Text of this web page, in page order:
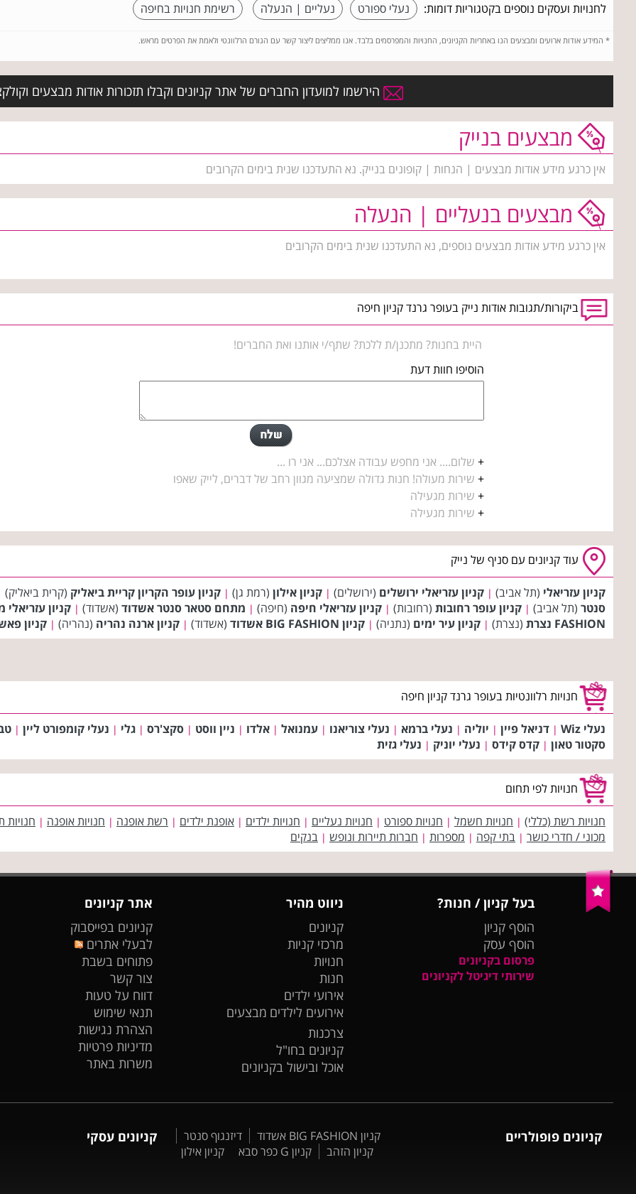
לחנויות ועסקים נוספים בקטגוריות דומות: נעלי ספורט נעליים | הנעלה רשימת חנויות בחיפה
* המידע אודות ארועים ומבצעים הנו באחריות הקניונים, החנויות והמפרסמים בלבד. אנו ממליצים ליצור קשר עם הגורם הרלוונטי ולאמת את הפרטים מראש.
הירשמו למועדון החברים של אתר קניונים וקבלו תזכורות אודות מבצעים
מבצעים בנייק
אין כרגע מידע אודות מבצעים | הנחות | קופונים בנייק. נא התעדכנו שנית בימים הקרובים
מבצעים בנעליים | הנעלה
אין כרגע מידע אודות מבצעים נוספים, נא התעדכנו שנית בימים הקרובים
ביקורות/תגובות אודות נייק בעופר גרנד קניון חיפה
היית בחנות? מתכנן/ת ללכת? שתף/י אותנו ואת החברים!
הוסיפו חוות דעת
+ שלום.... אני מחפש עבודה אצלכם... אני רו ...
+ שירות מעולה! חנות גדולה שמציעה מגוון רחב של דברים, לייק שאפו
+ שירות מגעילה
+ שירות מגעילה
עוד קניונים עם סניף של נייק
קניון עזריאלי (תל אביב) | קניון עזריאלי ירושלים (ירושלים) | קניון אילון (רמת גן) | קניון עופר הקריון קריית ביאליק (קרית ביאליק)
סנטר (תל אביב) | קניון עופר רחובות (רחובות) | קניון עזריאלי חיפה (חיפה) | מתחם סטאר סנטר אשדוד (אשדוד) | קניון עזריאלי
FASHION נצרת
(נצרת) | קניון עיר ימים (נתניה) | קניון BIG FASHION אשדוד (אשדוד) | קניון ארנה נהריה (נהריה) | קניון
חנויות רלוונטיות בעופר גרנד קניון חיפה
נעלי Wiz | דניאל פיין | יוליה | נעלי ברמא | נעלי צוריאנו | עמנואל | אלדו | ניין ווסט | סקצ'רס | גלי | נעלי קומפורט ליין |
סקטור טאון | קדס קידס | נעלי יוניק | נעלי גזית
חנויות לפי תחום
חנויות רשת (כללי) | חנויות חשמל | חנויות ספורט | חנויות נעליים | חנויות ילדים | אופנת ילדים | רשת אופנה | חנויות אופנה | חנויות
מכוני / חדרי כושר | בתי קפה | מספרות | חברות תיירות ונופש | בנקים
בעל קניון / חנות?
הוסף קניון
הוסף עסק
פרסום בקניונים
שירותי דיגיטל לקניונים
ניווט מהיר
קניונים
מרכזי קניות
חנויות
חנות
אירועי ילדים
אירועים לילדים מבצעים
צרכנות
קניונים בחו"ל
אוכל ובישול בקניונים
אתר קניונים
קניונים בפייסבוק
לבעלי אתרים
פתוחים בשבת
צור קשר
דווח על טעות
תנאי שימוש
הצהרת נגישות
מדיניות פרטיות
משרות באתר
קניונים פופולריים קניון BIG FASHION אשדוד
דיזנגוף סנטר
קניון הזהב
קניון G כפר סבא קניון אילון
קניונים עסקי